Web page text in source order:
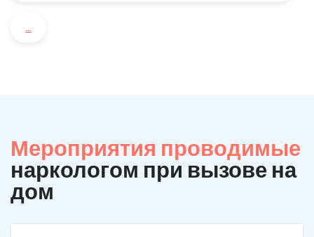
...
Мероприятия проводимые
наркологом при вызове на
дом